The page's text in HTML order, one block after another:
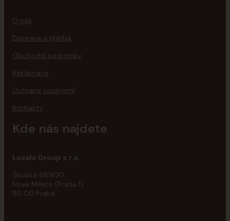
O nás
Doprava a platba
Obchodní podmínky
Reklamace
Ochrana soukromí
Kontakty
Kde nás najdete
Localo Group s.r.o.
Školská 689/20
Nové Město (Praha 1)
110 00 Praha